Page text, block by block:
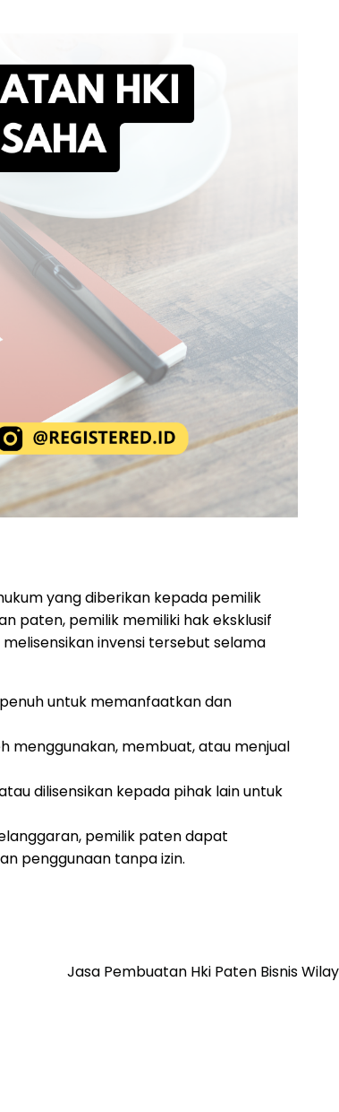
yang diberikan kepada pemilik
paten, pemilik memiliki hak eksklusif
invensi tersebut selama
untuk memanfaatkan dan
menggunakan, membuat, atau menjual
dilisensikan kepada pihak lain untuk
pemilik paten dapat
penggunaan tanpa izin.
Jasa Pembuatan Hki Paten Bisnis